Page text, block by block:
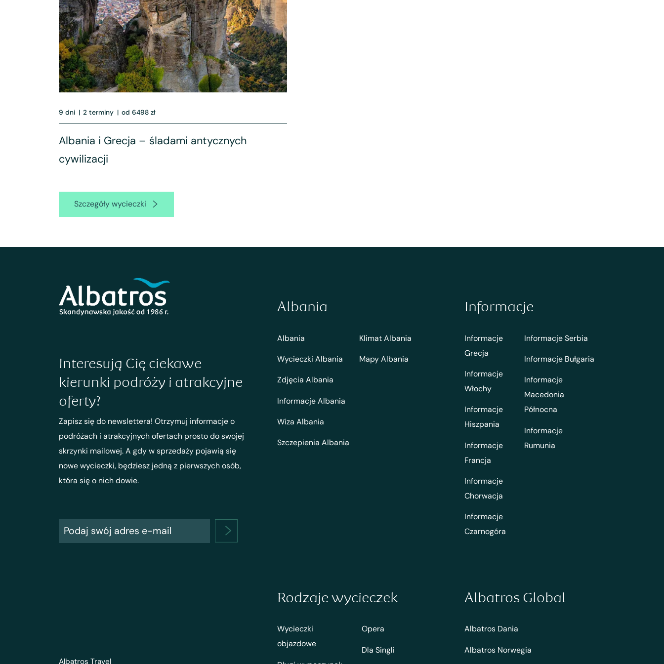
9 dni | 2 terminy | od 6498 zł
Albania i Grecja – śladami antycznych
cywilizacji
Szczegóły wycieczki
Interesują Cię ciekawe
kierunki podróży i atrakcyjne
oferty?
Zapisz się do newslettera! Otrzymuj informacje o
podróżach i atrakcyjnych ofertach prosto do swojej
skrzynki mailowej. A gdy w sprzedaży pojawią się
nowe wycieczki, będziesz jedną z pierwszych osób,
która się o nich dowie.
Albania
Albania
Wycieczki Albania
Zdjęcia Albania
Informacje Albania
Wiza Albania
Szczepienia Albania
Klimat Albania
Mapy Albania
Informacje
Informacje
Grecja
Informacje
Włochy
Informacje
Hiszpania
Informacje
Francja
Informacje
Chorwacja
Informacje
Czarnogóra
Informacje Serbia
Informacje Bułgaria
Informacje
Macedonia
Północna
Informacje
Rumunia
Albatros Travel
Rodzaje wycieczek
Wycieczki
objazdowe
Opera
Dla Singli
Albatros Global
Albatros Dania
Albatros Norwegia